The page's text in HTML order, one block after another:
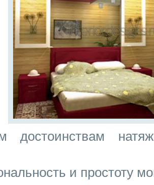
достоинствам
и простоту